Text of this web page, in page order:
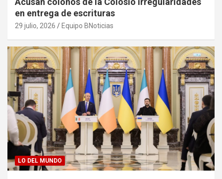
en entrega de escrituras
29 julio, 2026 Equipo BNoticias
LO DEL MUNDO